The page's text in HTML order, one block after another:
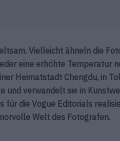
Vielleicht ähneln die
eine erhöhte Temperatur
Heimatstadt Chengdu, in
und verwandelt sie in
für die Vogue Editorials
Welt des Fotografen.